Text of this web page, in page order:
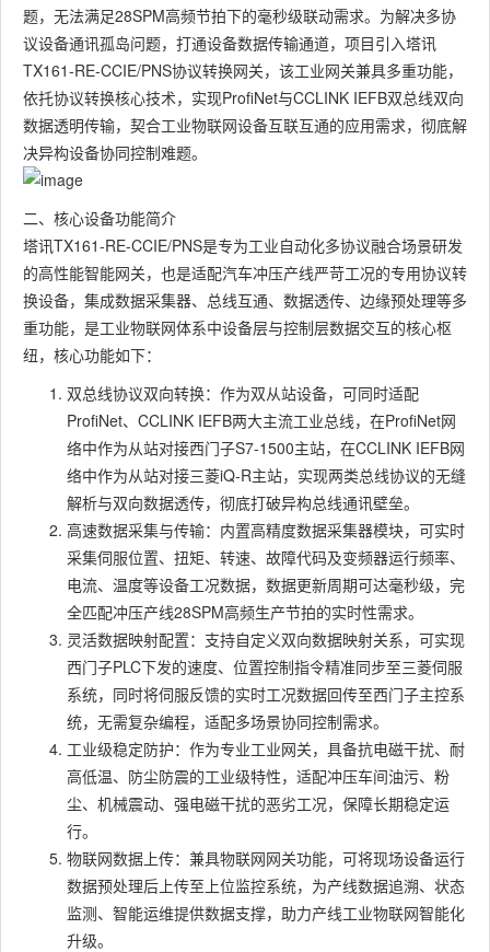
题，无法满足28SPM高频节拍下的毫秒级联动需求。为解决多协
议设备通讯孤岛问题，打通设备数据传输通道，项目引入塔讯
TX161-RE-CCIE/PNS协议转换网关，该工业网关兼具多重功能，
依托协议转换核心技术，实现ProfiNet与CCLINK IEFB双总线双向
数据透明传输，契合工业物联网设备互联互通的应用需求，彻底解
决异构设备协同控制难题。
二、核心设备功能简介
塔讯TX161-RE-CCIE/PNS是专为工业自动化多协议融合场景研发
的高性能智能网关，也是适配汽车冲压产线严苛工况的专用协议转
换设备，集成数据采集器、总线互通、数据透传、边缘预处理等多
重功能，是工业物联网体系中设备层与控制层数据交互的核心枢
纽，核心功能如下：
双总线协议双向转换：作为双从站设备，可同时适配
ProfiNet、CCLINK IEFB两大主流工业总线，在ProfiNet网
络中作为从站对接西门子S7-1500主站，在CCLINK IEFB网
络中作为从站对接三菱iQ-R主站，实现两类总线协议的无缝
解析与双向数据透传，彻底打破异构总线通讯壁垒。
高速数据采集与传输：内置高精度数据采集器模块，可实时
采集伺服位置、扭矩、转速、故障代码及变频器运行频率、
电流、温度等设备工况数据，数据更新周期可达毫秒级，完
全匹配冲压产线28SPM高频生产节拍的实时性需求。
灵活数据映射配置：支持自定义双向数据映射关系，可实现
西门子PLC下发的速度、位置控制指令精准同步至三菱伺服
系统，同时将伺服反馈的实时工况数据回传至西门子主控系
统，无需复杂编程，适配多场景协同控制需求。
工业级稳定防护：作为专业工业网关，具备抗电磁干扰、耐
高低温、防尘防震的工业级特性，适配冲压车间油污、粉
尘、机械震动、强电磁干扰的恶劣工况，保障长期稳定运
行。
物联网数据上传：兼具物联网网关功能，可将现场设备运行
数据预处理后上传至上位监控系统，为产线数据追溯、状态
监测、智能运维提供数据支撑，助力产线工业物联网智能化
升级。